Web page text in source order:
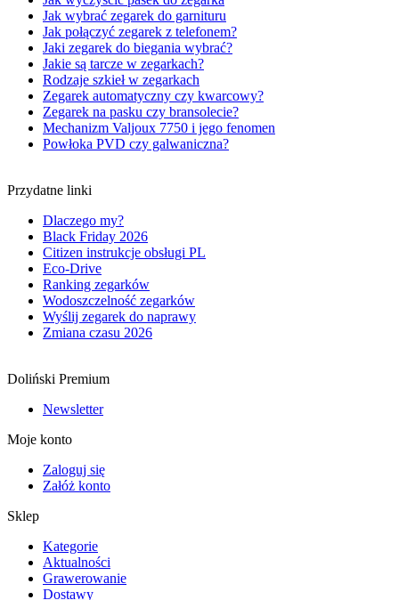
Jak wybrać zegarek do garnituru
Jak połączyć zegarek z telefonem?
Jaki zegarek do biegania wybrać?
Jakie są tarcze w zegarkach?
Rodzaje szkieł w zegarkach
Zegarek automatyczny czy kwarcowy?
Zegarek na pasku czy bransolecie?
Mechanizm Valjoux 7750 i jego fenomen
Powłoka PVD czy galwaniczna?
Przydatne linki
Dlaczego my?
Black Friday 2026
Citizen instrukcje obsługi PL
Eco-Drive
Ranking zegarków
Wodoszczelność zegarków
Wyślij zegarek do naprawy
Zmiana czasu 2026
Doliński Premium
Newsletter
Moje konto
Zaloguj się
Załóż konto
Sklep
Kategorie
Aktualności
Grawerowanie
Dostawy